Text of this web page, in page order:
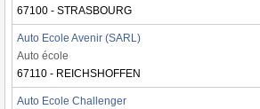
67100 - STRASBOURG
Auto Ecole Avenir (SARL)
Auto école
67110 - REICHSHOFFEN
Auto Ecole Challenger